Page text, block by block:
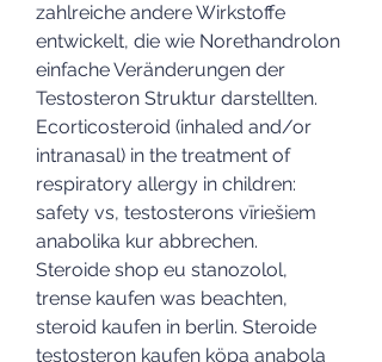
zahlreiche andere Wirkstoffe
entwickelt, die wie Norethandrolon
einfache Veränderungen der
Testosteron Struktur darstellten.
Ecorticosteroid (inhaled and/or
intranasal) in the treatment of
respiratory allergy in children:
safety vs, testosterons vīriešiem
anabolika kur abbrechen.
Steroide shop eu stanozolol,
trense kaufen was beachten,
steroid kaufen in berlin. Steroide
testosteron kaufen köpa anabola